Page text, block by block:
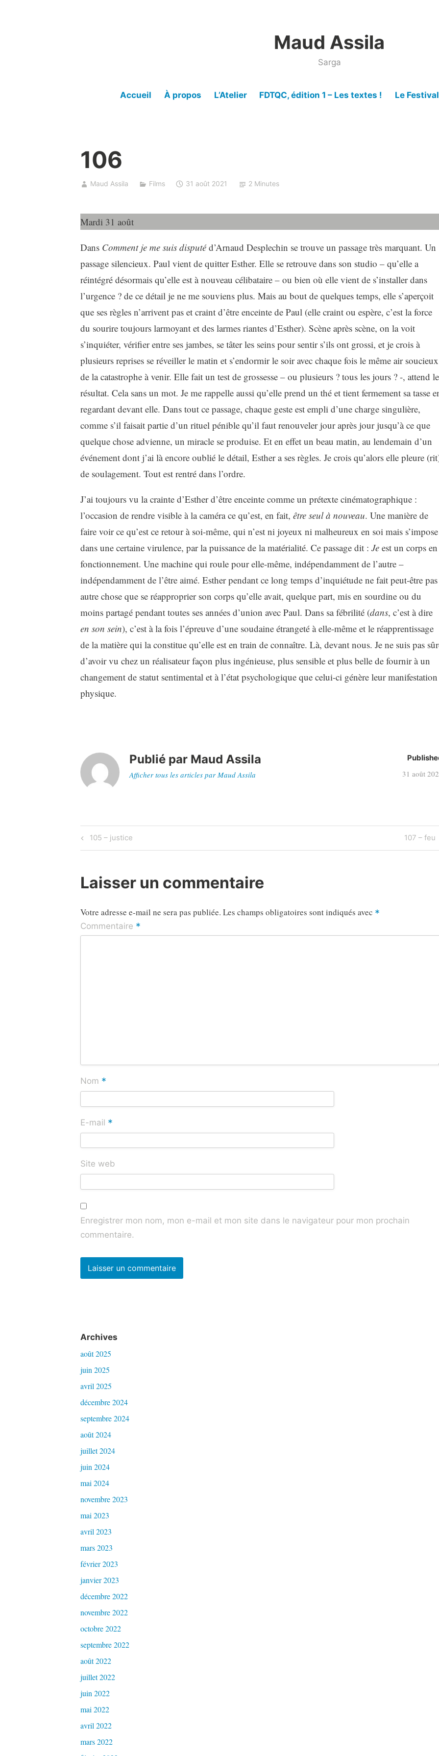
Maud Assila
Sarga
Accueil À propos L’Atelier FDTQC, édition 1 – Les textes ! Le
106
Maud Assila Films 31 août 2021 2 Minutes
Mardi 31 août
DansComment je me suis disputéd’Arnaud Desplechin se trouve un passage très marquant. Un
passage silencieux. Paul vient de quitter Esther. Elle se retrouve dans son studio – qu’elle a
réintégré désormais qu’elle est à nouveau célibataire – ou bien où elle vient de s’installer dans
l’urgence ? de ce détail je ne me souviens plus. Mais au bout de quelques temps, elle s’aperçoit
que ses règles n’arrivent pas et craint d’être enceinte de Paul (elle craint ou espère, c’est la force
du sourire toujours larmoyant et des larmes riantes d’Esther). Scène après scène, on la voit
s’inquiéter, vérifier entre ses jambes, se tâter les seins pour sentir s’ils ont grossi, et je crois à
plusieurs reprises se réveiller le matin et s’endormir le soir avec chaque fois le même air soucieux
de la catastrophe à venir. Elle fait un test de grossesse – ou plusieurs ? tous les jours ? -, attend le
résultat. Cela sans un mot. Je me rappelle aussi qu’elle prend un thé et tient fermement sa tasse
regardant devant elle. Dans tout ce passage, chaque geste est empli d’une charge singulière,
comme s’il faisait partie d’un rituel pénible qu’il faut renouveler jour après jour jusqu’à ce que
quelque chose advienne, un miracle se produise. Et en effet un beau matin, au lendemain d’un
événement dont j’ai là encore oublié le détail, Esther a ses règles. Je crois qu’alors elle pleure
de soulagement. Tout est rentré dans l’ordre.
J’ai toujours vu la crainte d’Esther d’être enceinte comme un prétexte cinématographique :
l’occasion de rendre visible à la caméra ce qu’est, en fait, être seul à nouveau. Une manière de
faire voir ce qu’est ce retour à soi-même, qui n’est ni joyeux ni malheureux en soi mais s’impose
dans une certaine virulence, par la puissance de la matérialité. Ce passage dit : Jeest un corps en
fonctionnement. Une machine qui roule pour elle-même, indépendamment de l’autre –
indépendamment de l’être aimé. Esther pendant ce long temps d’inquiétude ne fait peut-être pas
autre chose que se réapproprier son corps qu’elle avait, quelque part, mis en sourdine ou du
moins partagé pendant toutes ses années d’union avec Paul. Dans sa fébrilité (dans, c’est à dire
en son sein), c’est à la fois l’épreuve d’une soudaine étrangeté à elle-même et le réapprentissage
de la matière qui la constitue qu’elle est en train de connaître. Là, devant nous. Je ne suis pas
d’avoir vu chez un réalisateur façon plus ingénieuse, plus sensible et plus belle de fournir à un
changement de statut sentimental et à l’état psychologique que celui-ci génère leur manifestation
physique.
Publié par Maud Assila
Afficher tous les articles par Maud Assila 31 août
Navigation
de
l’article
Previous
Post
105 – justice
Next
Post
107 – feu
Laisser un commentaire
Votre adresse e-mail ne sera pas publiée. Les champs obligatoires sont indiqués avec *
Commentaire *
Nom *
E-mail *
Site web
Enregistrer mon nom, mon e-mail et mon site dans le navigateur pour mon prochain
commentaire.
Archives
août 2025
juin 2025
avril 2025
décembre 2024
septembre 2024
août 2024
juillet 2024
juin 2024
mai 2024
novembre 2023
mai 2023
avril 2023
mars 2023
février 2023
janvier 2023
décembre 2022
novembre 2022
octobre 2022
septembre 2022
août 2022
juillet 2022
juin 2022
mai 2022
avril 2022
mars 2022